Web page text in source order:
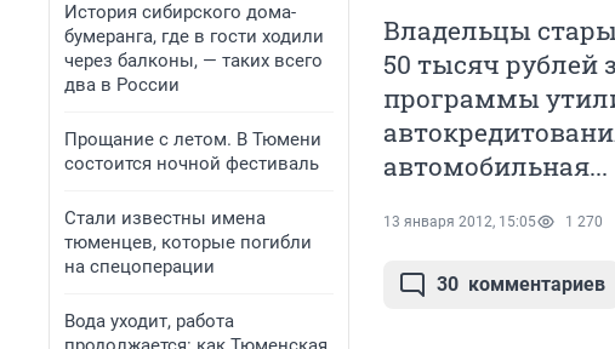
История сибирского дома-
бумеранга, где в гости ходили
через балконы, — таких всего
два в России
Прощание с летом. В Тюмени
состоится ночной фестиваль
Стали известны имена
тюменцев, которые погибли
на спецоперации
Вода уходит, работа
Владельцы
50 тысяч рублей
программы
автомобильная...
13 января 2012, 15:05 1 270
30 комментариев